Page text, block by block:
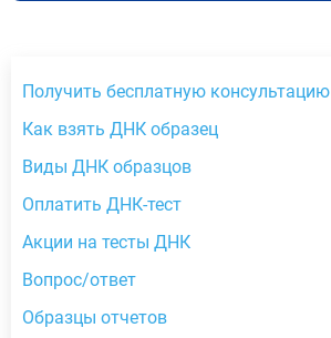
Получить бесплатную консультацию
Как взять ДНК образец
Виды ДНК образцов
Оплатить ДНК-тест
Акции на тесты ДНК
Вопрос/ответ
Образцы отчетов